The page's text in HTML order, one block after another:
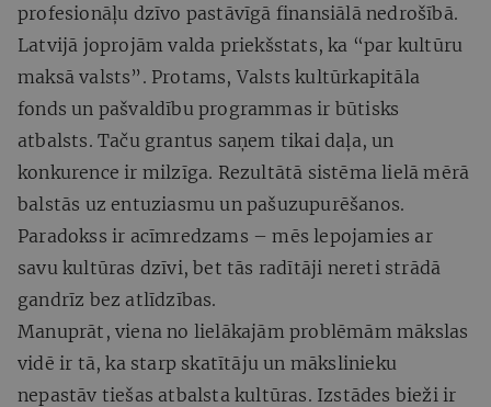
profesionāļu dzīvo pastāvīgā finansiālā nedrošībā.
Latvijā joprojām valda priekšstats, ka “par kultūru
maksā valsts”. Protams, Valsts kultūrkapitāla
fonds un pašvaldību programmas ir būtisks
atbalsts. Taču grantus saņem tikai daļa, un
konkurence ir milzīga. Rezultātā sistēma lielā mērā
balstās uz entuziasmu un pašuzupurēšanos.
Paradokss ir acīmredzams – mēs lepojamies ar
savu kultūras dzīvi, bet tās radītāji nereti strādā
gandrīz bez atlīdzības.
Manuprāt, viena no lielākajām problēmām mākslas
vidē ir tā, ka starp skatītāju un mākslinieku
nepastāv tiešas atbalsta kultūras. Izstādes bieži ir